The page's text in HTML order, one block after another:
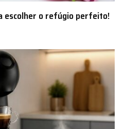
escolher o refúgio perfeito!